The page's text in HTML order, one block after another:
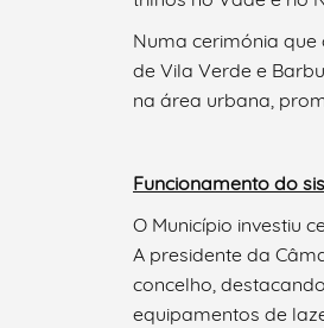
Numa cerimónia
de Vila Verde e
na área urbana,
Funcionamento do
O Município investiu
A presidente da
concelho,
equipamentos de